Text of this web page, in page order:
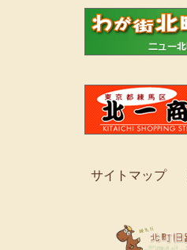
サイトマップ